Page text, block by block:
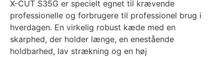
X-CUT S35G er specielt egnet til krævende
professionelle og forbrugere til professionel brug i
hverdagen. En virkelig robust kæde med en
skarphed, der holder længe, en enestående
holdbarhed, lav strækning og en høj